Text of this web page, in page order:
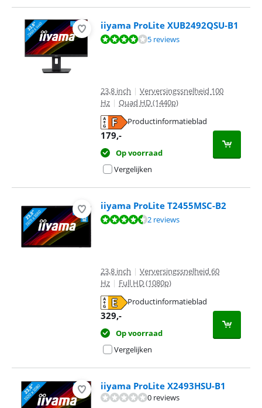
iiyama ProLite XUB2492QSU-B1
Beoordeling is 8,2 van de 10, gebaseerd op 5 reviews.
5 reviews
23,8 inch | Verversingssnelheid 100
Hz | Quad HD (1440p)
Productinformatieblad
179,-
Op voorraad
Vergelijken
iiyama ProLite T2455MSC-B2
Beoordeling is 9,2 van de 10, gebaseerd op 2 reviews.
2 reviews
23,8 inch | Verversingssnelheid 60
Hz | Full HD (1080p)
Productinformatieblad
329,-
Op voorraad
Vergelijken
iiyama ProLite X2493HSU-B1
0 reviews